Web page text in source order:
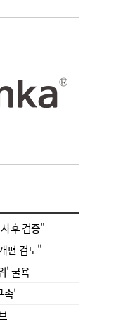
후 검증"
편 검토"
' 굴욕
속'